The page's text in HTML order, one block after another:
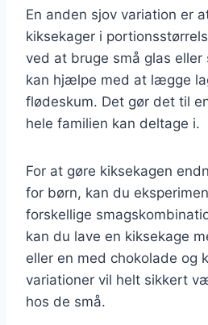
En anden sjov variation er
kiksekager i
ved at bruge små glas eller
kan hjælpe med at lægge
flødeskum. Det gør det til
hele familien kan deltage i.
For at gøre kiksekagen
for børn, kan du
forskellige
kan du lave en kiksekage
eller en med chokolade og
variationer vil helt sikkert
hos de små.